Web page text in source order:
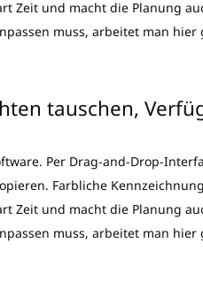
Zeit und macht die Planung
muss, arbeitet man
tauschen,
Per Drag-and-Drop-
Farbliche
Zeit und macht die Planung
muss, arbeitet man